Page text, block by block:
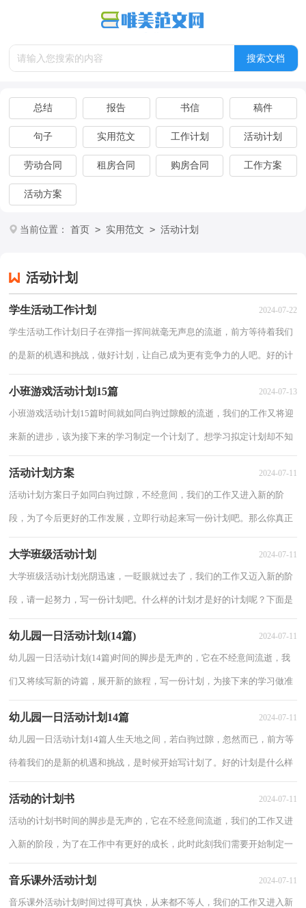
总结 报告 书信 稿件
句子 实用范文 工作计划 活动计划
劳动合同 租房合同 购房合同 工作方案
活动方案
当前位置： 首页 > 实用范文 > 活动计划
活动计划
学生活动工作计划 2024-07-22
学生活动工作计划日子在弹指一挥间就毫无声息的流逝，前方等待着我们
的是新的机遇和挑战，做好计划，让自己成为更有竞争力的人吧。好的计
划是什么样的呢？下面是小编为大家整理的学...
小班游戏活动计划15篇 2024-07-13
小班游戏活动计划15篇时间就如同白驹过隙般的流逝，我们的工作又将迎
来新的进步，该为接下来的学习制定一个计划了。想学习拟定计划却不知
道该请教谁？下面是小编精心整理的小班游...
活动计划方案 2024-07-11
活动计划方案日子如同白驹过隙，不经意间，我们的工作又进入新的阶
段，为了今后更好的工作发展，立即行动起来写一份计划吧。那么你真正
懂得怎么制定计划吗？以下是小编为大家收集的活...
大学班级活动计划 2024-07-11
大学班级活动计划光阴迅速，一眨眼就过去了，我们的工作又迈入新的阶
段，请一起努力，写一份计划吧。什么样的计划才是好的计划呢？下面是
小编收集整理的大学班级活动计划，希望对大家有...
幼儿园一日活动计划(14篇) 2024-07-11
幼儿园一日活动计划(14篇)时间的脚步是无声的，它在不经意间流逝，我
们又将续写新的诗篇，展开新的旅程，写一份计划，为接下来的学习做准
备吧！拟起计划来就毫无头绪？以下是小编收集整理...
幼儿园一日活动计划14篇 2024-07-11
幼儿园一日活动计划14篇人生天地之间，若白驹过隙，忽然而已，前方等
待着我们的是新的机遇和挑战，是时候开始写计划了。好的计划是什么样
的呢？下面是小编精心整理的幼儿园一日活动计...
活动的计划书 2024-07-11
活动的计划书时间的脚步是无声的，它在不经意间流逝，我们的工作又进
入新的阶段，为了在工作中有更好的成长，此时此刻我们需要开始制定一
个计划。相信许多人会觉得计划很难写？以下是...
音乐课外活动计划 2024-07-11
音乐课外活动计划时间过得可真快，从来都不等人，我们的工作又进入新